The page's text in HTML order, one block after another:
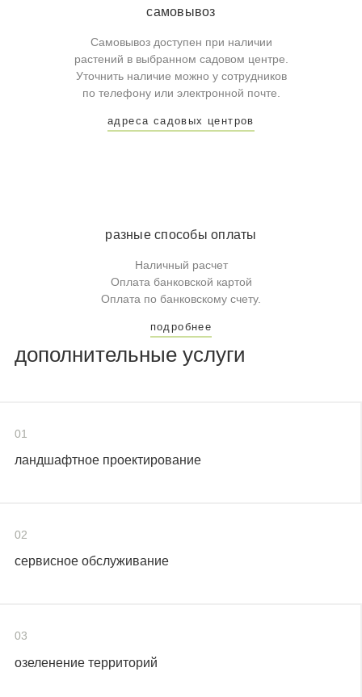
самовывоз
Самовывоз доступен при наличии
растений в выбранном садовом центре.
Уточнить наличие можно у сотрудников
по телефону или электронной почте.
адреса садовых центров
разные способы оплаты
Наличный расчет
Оплата банковской картой
Оплата по банковскому счету.
подробнее
дополнительные услуги
01
ландшафтное проектирование
02
сервисное обслуживание
03
озеленение территорий